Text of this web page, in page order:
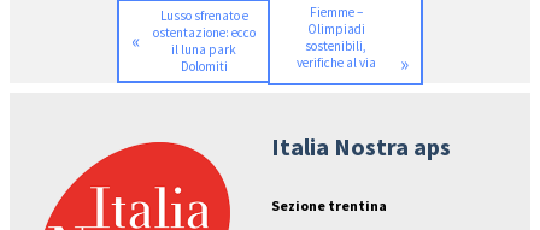
«
Lusso sfrenato e
ostentazione: ecco
il luna park
Dolomiti
Fiemme –
Olimpiadi
sostenibili,
verifiche al via
»
Italia Nostra aps
Sezione trentina